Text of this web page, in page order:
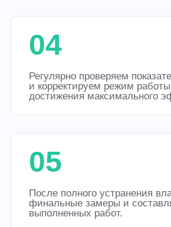
04
Регулярно проверяем
и корректируем режим
достижения максимального
05
После полного устранения
финальные замеры и
выполненных работ.